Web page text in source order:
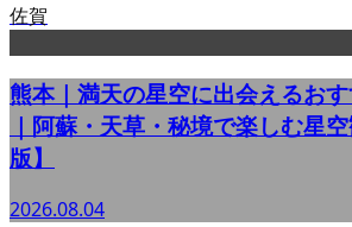
佐賀
熊本｜満天の星空に出会えるお
｜阿蘇・天草・秘境で楽しむ星
版】
2026.08.04